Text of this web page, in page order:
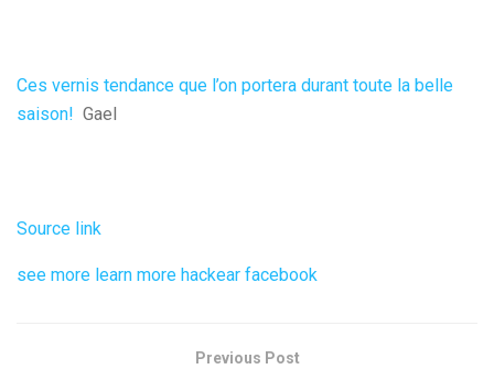
Ces vernis tendance que l’on portera durant toute la belle
saison! Gael
Source link
see more learn more hackear facebook
Previous Post